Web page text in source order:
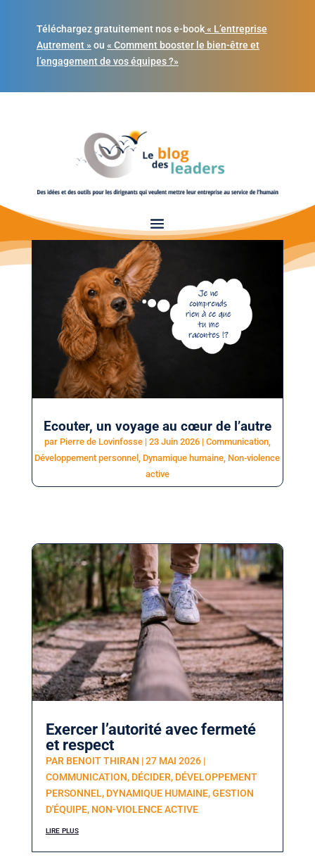
Téléchargez gratuitement nos e-book« L’entreprise
Autrement » ou « Comment booster le bien-être et
l’engagement de vos équipes ?»
Ecouter, un voyage au cœur de l’autre
par Pierre de Lovinfosse| 23 Juin 2026| Communication,
Développement personnel Dynamique humaine Non-violence
active
Exercer l’autorité avec fermeté
et respect
PAR BENOIT THIRAN |27 MAI 2026|
COMMUNICATION, DÉCIDER, DÉVELOPPEMENT
PERSONNEL, DYNAMIQUE HUMAINE,GESTION
D'ÉQUIPE, NON-VIOLENCE ACTIVE
lire plus